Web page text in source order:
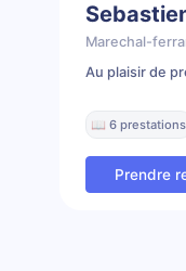
Marechal-
Au plaisir de
📖 6 prestations
Prendre